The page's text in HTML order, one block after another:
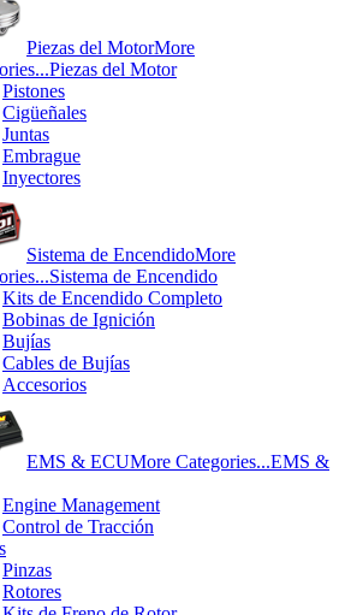
Piezas del MotorMore
Piezas del Motor
Pistones
Cigüeñales
Juntas
Εmbrague
Inyectores
Sistema de EncendidoMore
Sistema de Encendido
Kits de Encendido Completo
Bobinas de Ignición
Bujías
Cables de Bujías
Accesorios
EMS & ECUMore Categories...EMS &
Engine Management
Control de Tracción
Pinzas
Rotores